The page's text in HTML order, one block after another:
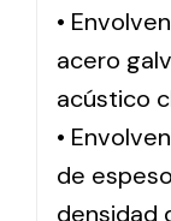
•
acero
acústico
•
de
densidad